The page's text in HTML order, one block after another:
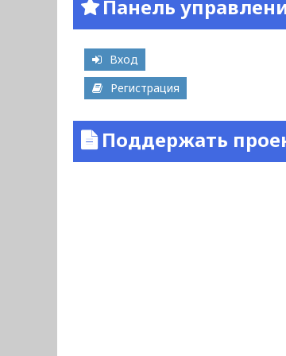
Панель
Вход
Регистрация
Поддержать